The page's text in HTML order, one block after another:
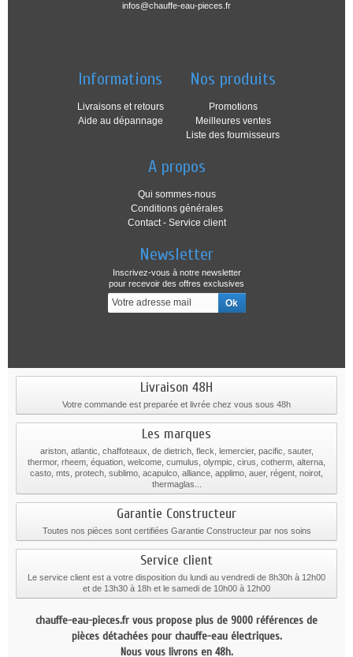
infos@chauffe-eau-pieces.fr
Informations
Livraisons et retours
Aide au dépannage
Nos produits
Promotions
Meilleures ventes
Liste des fournisseurs
A propos
Qui sommes-nous
Conditions générales
Contact - Service client
Newsletter
Inscrivez-vous à notre newsletter
pour recevoir des offres exclusives
Livraison 48H
Votre commande est preparée et livrée chez vous sous 48h
Les marques
ariston, atlantic, chaffoteaux, de dietrich, fleck, lemercier, pacific, sauter,
thermor, rheem, équation, welcome, cumulus, olympic, cirus, cotherm, alterna,
casto, mts, protech, sublimo, acapulco, alliance, applimo, auer, régent, noirot,
thermaglas...
Garantie Constructeur
Toutes nos pièces sont certifiées Garantie Constructeur par nos soins
Service client
Le service client est a votre disposition du lundi au vendredi de 8h30h à 12h00
et de 13h30 à 18h et le samedi de 10h00 à 12h00
chauffe-eau-pieces.fr vous propose plus de 9000 références de
pièces détachées pour chauffe-eau électriques.
Nous vous livrons en 48h.